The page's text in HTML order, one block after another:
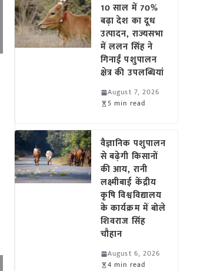
10 साल में 70%
बढ़ा देश का दूध
उत्पादन, राज्यसभा
में ललन सिंह ने
गिनाईं पशुपालन
क्षेत्र की उपलब्धियां
August 7, 2026
5 min read
वैज्ञानिक पशुपालन
से बढ़ेगी किसानों
की आय, रानी
लक्ष्मीबाई केंद्रीय
कृषि विश्वविद्यालय
के कार्यक्रम में बोले
शिवराज सिंह
चौहान
August 6, 2026
4 min read